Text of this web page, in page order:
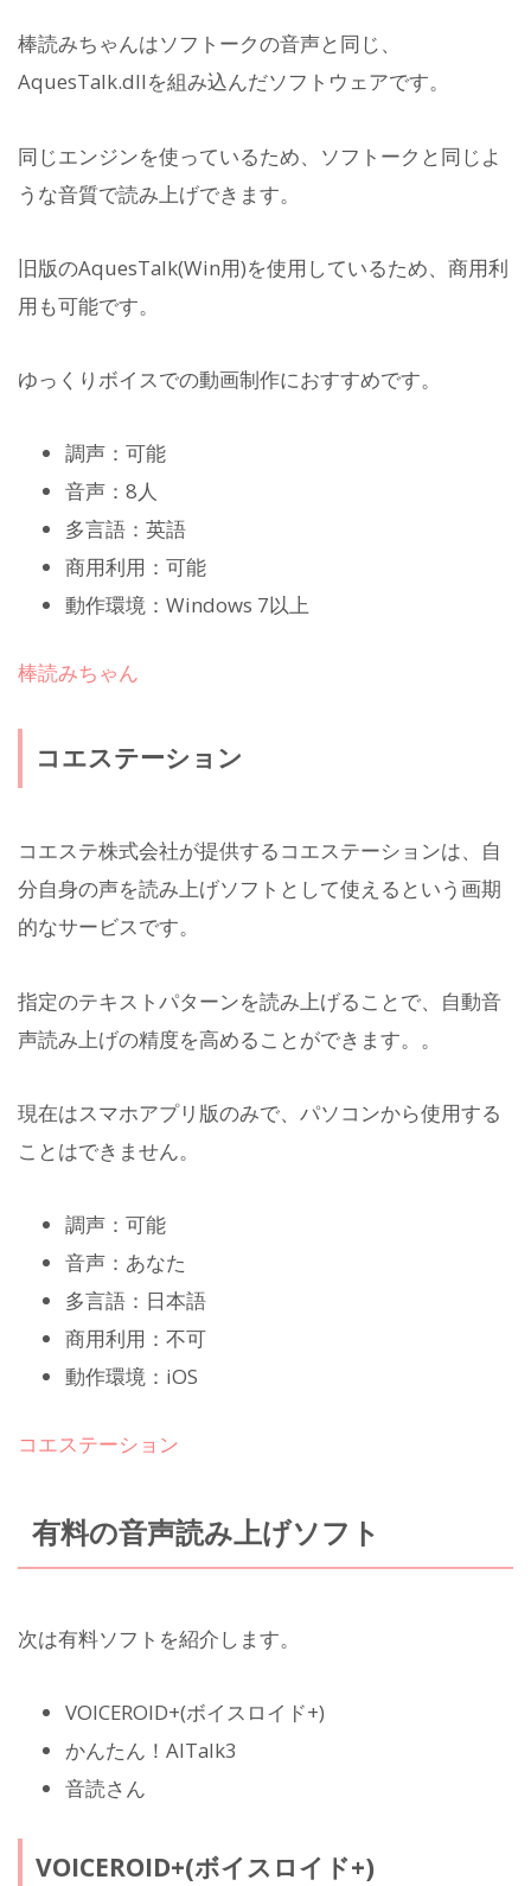
棒読みちゃんはソフトークの音声と同じ、
AquesTalk.dllを組み込んだソフトウェアです。
同じエンジンを使っているため、ソフトークと同じよ
うな音質で読み上げできます。
旧版のAquesTalk(Win用)を使用しているため、商用利
用も可能です。
ゆっくりボイスでの動画制作におすすめです。
調声：可能
音声：8人
多言語：英語
商用利用：可能
動作環境：Windows 7以上
棒読みちゃん
コエステーション
コエステ株式会社が提供するコエステーションは、自
分自身の声を読み上げソフトとして使えるという画期
的なサービスです。
指定のテキストパターンを読み上げることで、自動音
声読み上げの精度を高めることができます。。
現在はスマホアプリ版のみで、パソコンから使用する
ことはできません。
調声：可能
音声：あなた
多言語：日本語
商用利用：不可
動作環境：iOS
コエステーション
有料の音声読み上げソフト
次は有料ソフトを紹介します。
VOICEROID+(ボイスロイド+)
かんたん！AITalk3
音読さん
VOICEROID+(ボイスロイド+)